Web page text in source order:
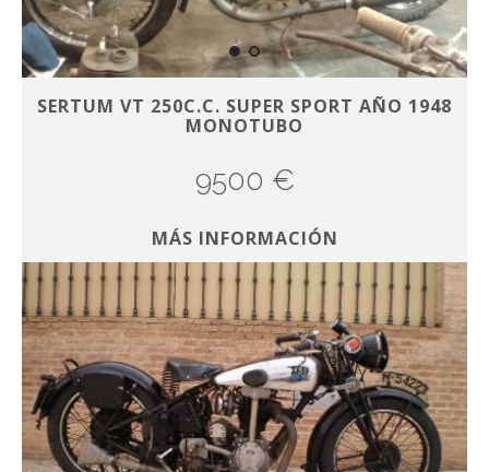
SERTUM VT 250C.C. SUPER SPORT AÑO 1948
MONOTUBO
9500 €
MÁS INFORMACIÓN